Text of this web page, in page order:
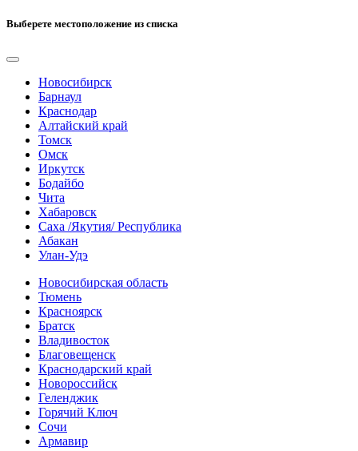
Выберете местоположение из списка
Новосибирск
Барнаул
Краснодар
Алтайский край
Томск
Омск
Иркутск
Бодайбо
Чита
Хабаровск
Саха /Якутия/ Республика
Абакан
Улан-Удэ
Новосибирская область
Тюмень
Красноярск
Братск
Владивосток
Благовещенск
Краснодарский край
Новороссийск
Геленджик
Горячий Ключ
Сочи
Армавир